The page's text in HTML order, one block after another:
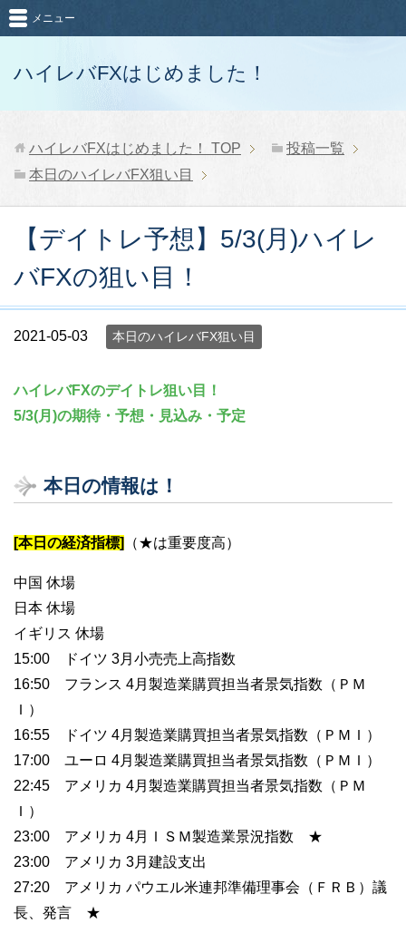
ハイレバFXはじめました！
メニュー
ハイレバFXはじめました！ TOP
投稿一覧
本日のハイレバFX狙い目
【デイトレ予想】5/3(月)ハイレ
バFXの狙い目！
2021-05-03 本日のハイレバFX狙い目
ハイレバFXのデイトレ狙い目！
5/3(月)の期待・予想・見込み・予定
本日の情報は！
[本日の経済指標] （★は重要度高）
中国 休場
日本 休場
イギリス 休場
15:00 ドイツ 3月小売売上高指数
16:50 フランス 4月製造業購買担当者景気指数（ＰＭ
Ｉ）
16:55 ドイツ 4月製造業購買担当者景気指数（ＰＭＩ）
17:00 ユーロ 4月製造業購買担当者景気指数（ＰＭＩ）
22:45 アメリカ 4月製造業購買担当者景気指数（ＰＭ
Ｉ）
23:00 アメリカ 4月ＩＳＭ製造業景況指数 ★
23:00 アメリカ 3月建設支出
27:20 アメリカ パウエル米連邦準備理事会（ＦＲＢ）議
長、発言 ★